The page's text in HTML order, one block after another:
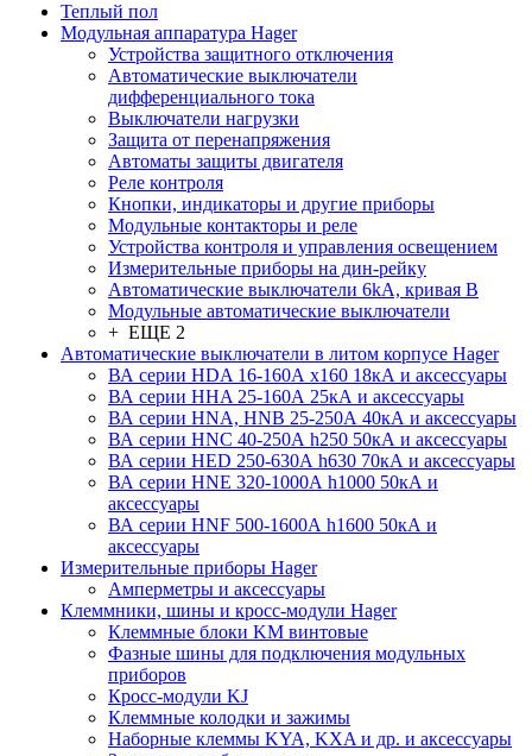
Теплый пол
Модульная аппаратура Hager
Устройства защитного отключения
Автоматические выключатели
дифференциального тока
Выключатели нагрузки
Защита от перенапряжения
Автоматы защиты двигателя
Реле контроля
Кнопки, индикаторы и другие приборы
Модульные контакторы и реле
Устройства контроля и управления освещением
Измерительные приборы на дин-рейку
Автоматические выключатели 6kA, кривая В
Модульные автоматические выключатели
+ ЕЩЕ 2
Автоматические выключатели в литом корпусе Hager
ВА серии HDA 16-160А x160 18кА и аксессуары
ВА серии HHA 25-160А 25кА и аксессуары
ВА серии HNA, HNB 25-250А 40кА и аксессуары
ВА серии HNC 40-250А h250 50кА и аксессуары
ВА серии HED 250-630А h630 70кА и аксессуары
ВА серии HNE 320-1000А h1000 50кА и
аксессуары
ВА серии HNF 500-1600А h1600 50кА и
аксессуары
Измерительные приборы Hager
Амперметры и аксессуары
Клеммники, шины и кросс-модули Hager
Клеммные блоки KM винтовые
Фазные шины для подключения модульных
приборов
Кросс-модули KJ
Клеммные колодки и зажимы
Наборные клеммы KYA, KXA и др. и аксессуары